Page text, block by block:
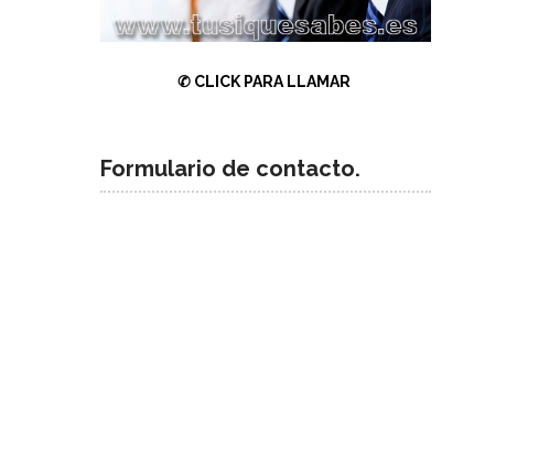
✆ CLICK PARA LLAMAR
Formulario de contacto.